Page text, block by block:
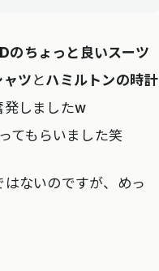
ちょっと良いスーツ
ャツ とハミルトンの時計
発しましたw
てもらいました笑
ないのですが、めっ